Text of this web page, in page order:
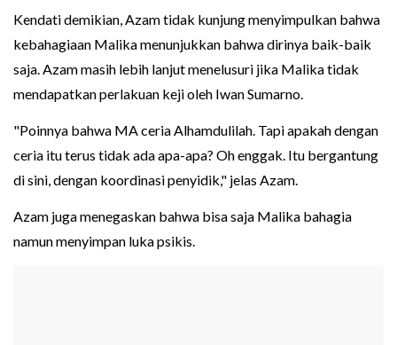
Kendati demikian, Azam tidak kunjung menyimpulkan bahwa
kebahagiaan Malika menunjukkan bahwa dirinya baik-baik
saja. Azam masih lebih lanjut menelusuri jika Malika tidak
mendapatkan perlakuan keji oleh Iwan Sumarno.
"Poinnya bahwa MA ceria Alhamdulilah. Tapi apakah dengan
ceria itu terus tidak ada apa-apa? Oh enggak. Itu bergantung
di sini, dengan koordinasi penyidik," jelas Azam.
Azam juga menegaskan bahwa bisa saja Malika bahagia
namun menyimpan luka psikis.